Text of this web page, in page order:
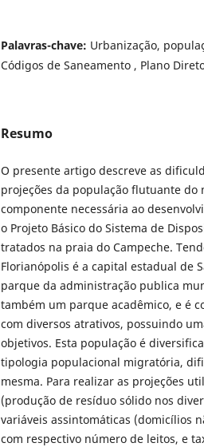
Palavras-chave: Urbanização,
Códigos de Saneamento , Plano
Resumo
O presente artigo descreve as
projeções da população flutuante do
componente necessária ao
o Projeto Básico do Sistema de
tratados na praia do Campeche.
Florianópolis é a capital estadual de
parque da administração publica
também um parque acadêmico, e é
com diversos atrativos, possuindo
objetivos. Esta população é
tipologia populacional migratória,
mesma. Para realizar as projeções
(produção de resíduo sólido nos
variáveis assintomáticas (domicílios
com respectivo número de leitos, e